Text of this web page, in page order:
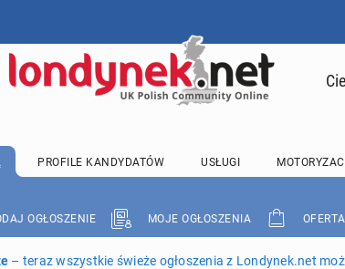
PROFILE KANDYDATÓW USŁUGI
OGŁOSZENIE MOJE OGŁOSZENIA
– teraz wszystkie świeże ogłoszenia z Londynek.net